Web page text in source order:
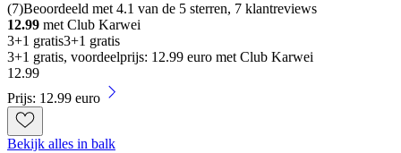
(7)Beoordeeld met 4.1 van de 5 sterren, 7 klantreviews
12.99 met Club Karwei
3+1 gratis3+1 gratis
3+1 gratis, voordeelprijs: 12.99 euro met Club Karwei
12.99
Prijs: 12.99 euro
Bekijk alles in balk